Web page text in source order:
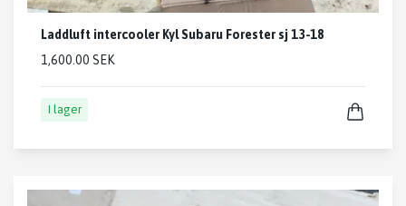
Laddluft intercooler Kyl Subaru Forester sj 13-18
1,600.00 SEK
I lager